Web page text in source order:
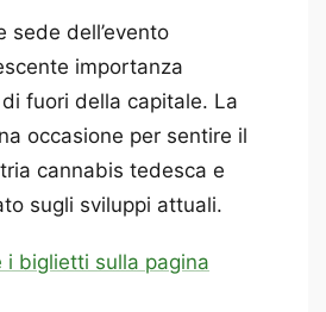
sede dell’evento
importanza
fuori della capitale. La
occasione per sentire il
cannabis tedesca e
sugli sviluppi attuali.
biglietti sulla pagina